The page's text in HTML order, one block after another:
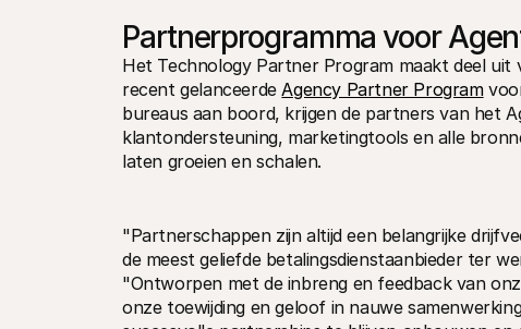
Partnerprogramma voor
Het Technology Partner Program maakt deel
recent gelanceerde Agency Partner Program
bureaus aan boord, krijgen de partners van het
klantondersteuning, marketingtools en alle
laten groeien en schalen.
"Partnerschappen zijn altijd een belangrijke
de meest geliefde betalingsdienstaanbieder ter
"Ontworpen met de inbreng en feedback van
onze toewijding en geloof in nauwe